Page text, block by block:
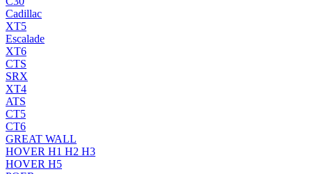
Cadillac
XT5
Escalade
XT6
CTS
SRX
XT4
ATS
CT5
CT6
GREAT WALL
HOVER H1 H2 H3
HOVER H5